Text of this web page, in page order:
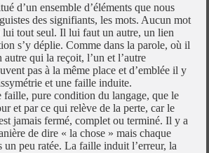
d’un ensemble d’éléments que nous
des signifiants, les mots. Aucun mot
lui tout seul. Il lui faut un autre, un lien
s’y déplie. Comme dans la parole, où il
qui la reçoit, l’un et l’autre
pas à la même place et d’emblée il y
et une faille induite.
faille, pure condition du langage, que le
et par ce qui relève de la perte, car le
jamais fermé, complet ou terminé. Il y a
de dire « la chose » mais chaque
un peu ratée. La faille induit l’erreur, la